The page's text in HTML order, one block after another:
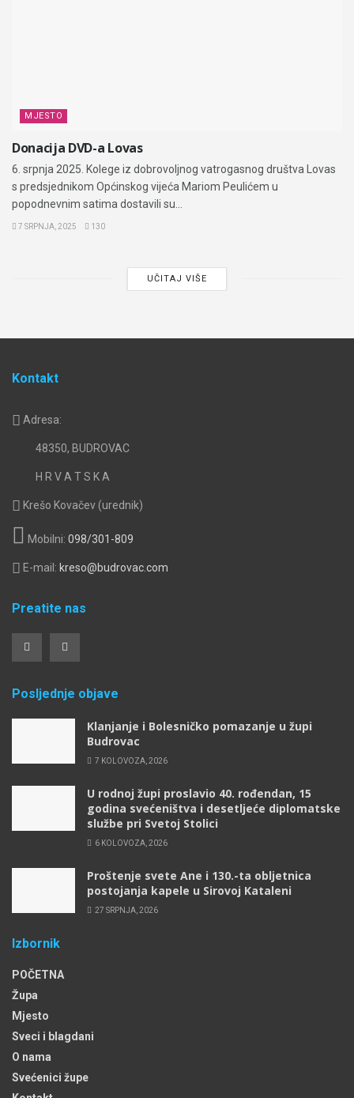
MJESTO
Donacija DVD-a Lovas
6. srpnja 2025. Kolege iz dobrovoljnog vatrogasnog društva Lovas
s predsjednikom Općinskog vijeća Mariom Peulićem u
popodnevnim satima dostavili su...
7 SRPNJA, 2025 130
UČITAJ VIŠE
Kontakt
Adresa:
48350, BUDROVAC
H R V A T S K A
Krešo Kovačev (urednik)
Mobilni: 098/301-809
E-mail: kreso@budrovac.com
Preatite nas
Posljednje objave
Klanjanje i Bolesničko pomazanje u župi
Budrovac
7 KOLOVOZA, 2026
U rodnoj župi proslavio 40. rođendan, 15
godina svećeništva i desetljeće diplomatske
službe pri Svetoj Stolici
6 KOLOVOZA, 2026
Proštenje svete Ane i 130.-ta obljetnica
postojanja kapele u Sirovoj Kataleni
27 SRPNJA, 2026
Izbornik
POČETNA
Župa
Mjesto
Sveci i blagdani
O nama
Svećenici župe